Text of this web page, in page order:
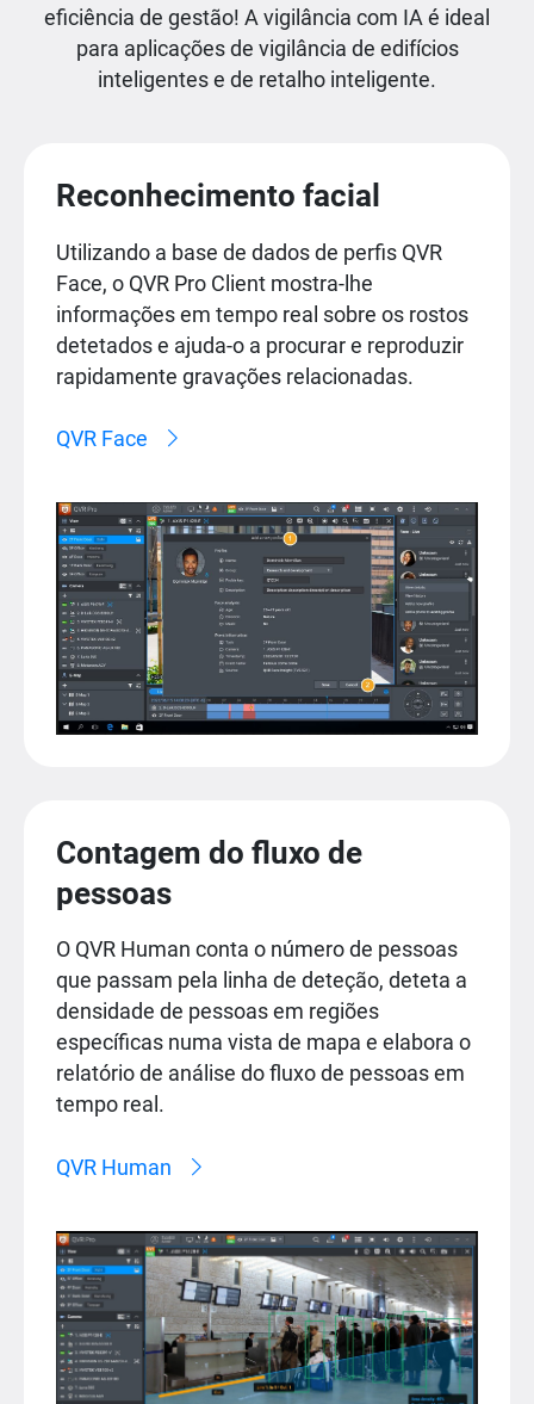
eficiência de gestão! A vigilância com IA é ideal
para aplicações de vigilância de edifícios
inteligentes e de retalho inteligente.
Reconhecimento facial
Utilizando a base de dados de perfis QVR
Face, o QVR Pro Client mostra-lhe
informações em tempo real sobre os rostos
detetados e ajuda-o a procurar e reproduzir
rapidamente gravações relacionadas.
QVR Face
Contagem do fluxo de
pessoas
O QVR Human conta o número de pessoas
que passam pela linha de deteção, deteta a
densidade de pessoas em regiões
específicas numa vista de mapa e elabora o
relatório de análise do fluxo de pessoas em
tempo real.
QVR Human